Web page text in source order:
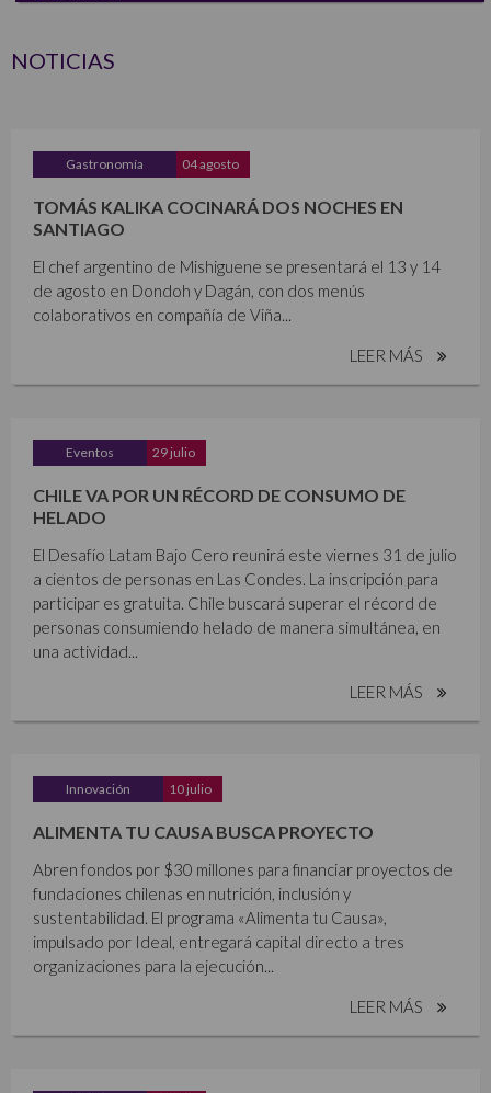
NOTICIAS
Gastronomía 04 agosto
TOMÁS KALIKA COCINARÁ DOS NOCHES EN
SANTIAGO
El chef argentino de Mishiguene se presentará el 13 y 14
de agosto en Dondoh y Dagán, con dos menús
colaborativos en compañía de Viña...
LEER MÁS
Eventos 29 julio
CHILE VA POR UN RÉCORD DE CONSUMO DE
HELADO
El Desafío Latam Bajo Cero reunirá este viernes 31 de julio
a cientos de personas en Las Condes. La inscripción para
participar es gratuita. Chile buscará superar el récord de
personas consumiendo helado de manera simultánea, en
una actividad...
LEER MÁS
Innovación 10 julio
ALIMENTA TU CAUSA BUSCA PROYECTO
Abren fondos por $30 millones para financiar proyectos de
fundaciones chilenas en nutrición, inclusión y
sustentabilidad. El programa «Alimenta tu Causa»,
impulsado por Ideal, entregará capital directo a tres
organizaciones para la ejecución...
LEER MÁS